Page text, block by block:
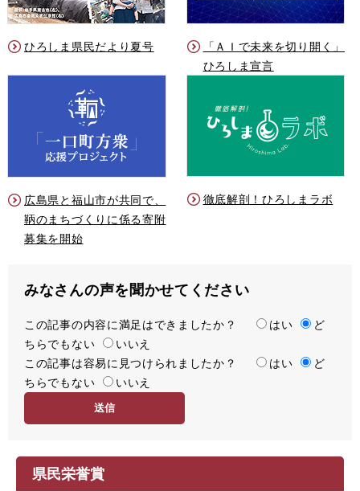
ひろしま県民だより夏号
「ＡＩで未来を切り開く」
ひろしま宣言
広島県と福山市が共同で、
鞆のまちづくりに係る寄附
募集を開始
徹底解剖！ひろしまラボ
みなさんの声を聞かせてください
満
足
度
この記事の内容に満足はできましたか？ はい
ど
ちらでもない
いいえ
容
易
この記事は容易に見つけられましたか？ はい
ど
ちらでもない
いいえ
県民栄誉賞